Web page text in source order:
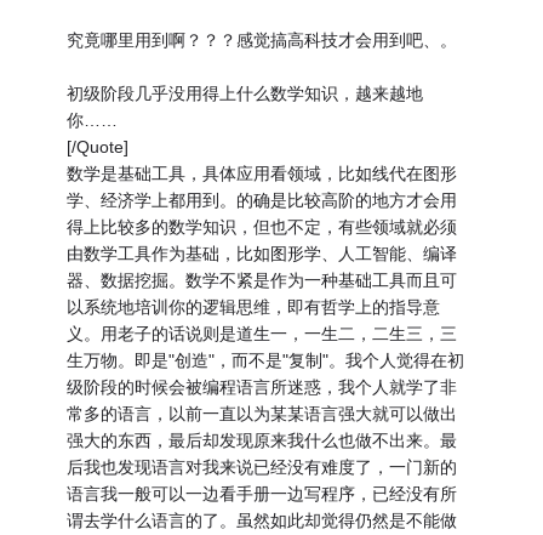
究竟哪里用到啊？？？感觉搞高科技才会用到吧、。
初级阶段几乎没用得上什么数学知识，越来越地
你……
[/Quote]
数学是基础工具，具体应用看领域，比如线代在图形
学、经济学上都用到。的确是比较高阶的地方才会用
得上比较多的数学知识，但也不定，有些领域就必须
由数学工具作为基础，比如图形学、人工智能、编译
器、数据挖掘。数学不紧是作为一种基础工具而且可
以系统地培训你的逻辑思维，即有哲学上的指导意
义。用老子的话说则是道生一，一生二，二生三，三
生万物。即是"创造"，而不是"复制"。我个人觉得在初
级阶段的时候会被编程语言所迷惑，我个人就学了非
常多的语言，以前一直以为某某语言强大就可以做出
强大的东西，最后却发现原来我什么也做不出来。最
后我也发现语言对我来说已经没有难度了，一门新的
语言我一般可以一边看手册一边写程序，已经没有所
谓去学什么语言的了。虽然如此却觉得仍然是不能做